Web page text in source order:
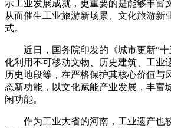
示工业发展成就，更重要的是能够丰富
从而催生工业旅游新场景、文化旅游新
式。
近日，国务院印发的《城市更新“
化利用不可移动文物、历史建筑、工业
历史地段等，在严格保护其核心价值与
态新功能，以文化赋能产业发展，丰富
闲功能。
作为工业大省的河南，工业遗产也